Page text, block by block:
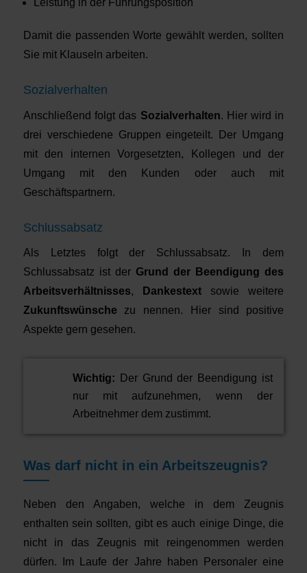
Leistung in der Führungsposition
Damit die passenden Worte gewählt werden, sollten
Sie mit Klauseln arbeiten.
Sozialverhalten
Anschließend folgt das Sozialverhalten. Hier wird in
drei verschiedene Gruppen eingeteilt. Der Umgang
mit den internen Vorgesetzten, Kollegen und der
Umgang mit den Kunden oder auch mit
Geschäftspartnern.
Schlussabsatz
Als Letztes folgt der Schlussabsatz. In dem
Schlussabsatz ist der Grund der Beendigung des
Arbeitsverhältnisses, Dankestext sowie weitere
Zukunftswünsche zu nennen. Hier sind positive
Aspekte gern gesehen.
Wichtig:
Der Grund der Beendigung ist
nur mit aufzunehmen, wenn der
Arbeitnehmer dem zustimmt.
Was darf nicht in ein Arbeitszeugnis?
Neben den Angaben, welche in dem Zeugnis
enthalten sein sollten, gibt es auch einige Dinge, die
nicht in das Zeugnis mit reingenommen werden
dürfen. Im Laufe der Jahre haben Personaler eine